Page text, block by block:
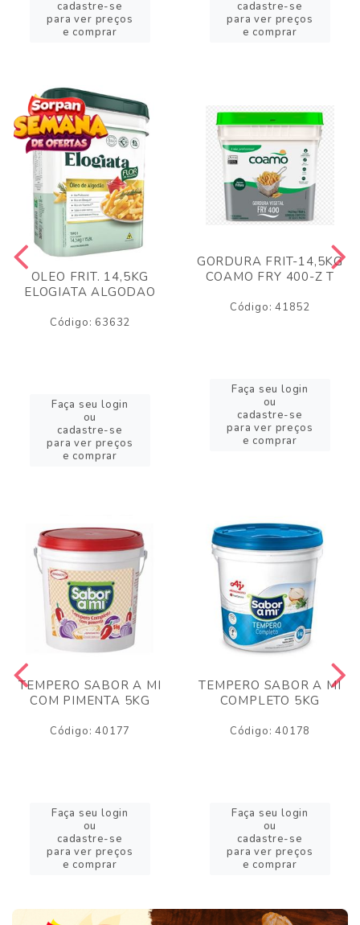
cadastre-se
para ver preços
e comprar
cadastre-se
para ver preços
e comprar
OLEO FRIT. 14,5KG
ELOGIATA ALGODAO
Código: 63632
Faça seu login
ou
cadastre-se
para ver preços
e comprar
GORDURA FRIT-14,5KG
COAMO FRY 400-Z T
Código: 41852
Faça seu login
ou
cadastre-se
para ver preços
e comprar
TEMPERO SABOR A MI
COM PIMENTA 5KG
Código: 40177
Faça seu login
ou
cadastre-se
para ver preços
e comprar
TEMPERO SABOR A MI
COMPLETO 5KG
Código: 40178
Faça seu login
ou
cadastre-se
para ver preços
e comprar